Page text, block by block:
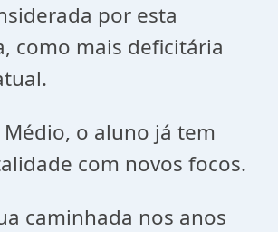
por esta
como mais deficitária
Médio, o aluno já tem
com novos focos.
caminhada nos anos